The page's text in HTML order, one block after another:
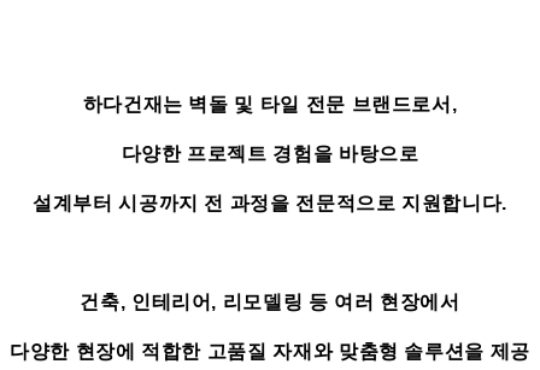
하다건재는 벽돌 및 타일 전문 브랜드로서,
다양한 프로젝트 경험을 바탕으로
설계부터 시공까지 전 과정을 전문적으로 지원합니다.
건축, 인테리어, 리모델링 등 여러 현장에서
다양한 현장에 적합한 고품질 자재와 맞춤형 솔루션을 제공